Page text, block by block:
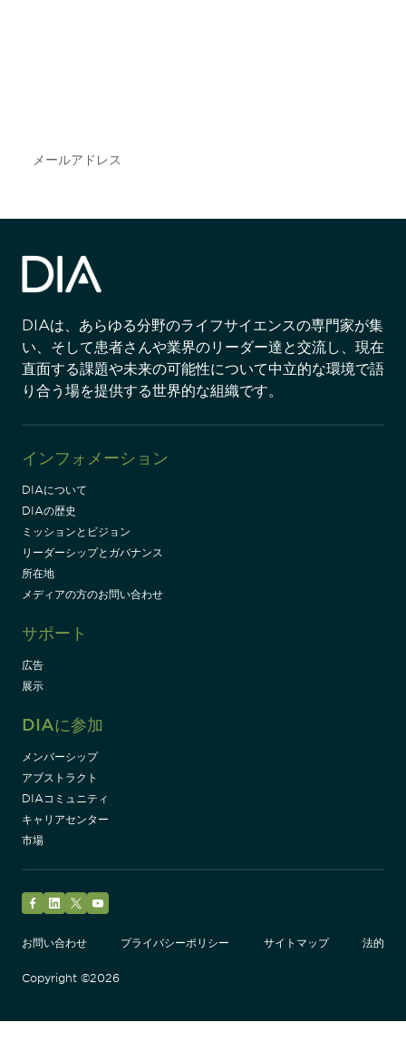
DIAは、あらゆる分野のライフサイエンスの専門家が集
い、そして患者さんや業界のリーダー達と交流し、現在
直面する課題や未来の可能性について中立的な環境で語
り合う場を提供する世界的な組織です。
インフォメーション
DIAについて
DIAの歴史
ミッションとビジョン
リーダーシップとガバナンス
所在地
メディアの方のお問い合わせ
サポート
広告
展示
DIAに参加
メンバーシップ
アブストラクト
DIAコミュニティ
キャリアセンター
市場
お問い合わせ
プライバシーポリシー サイトマップ 法的
Copyright ©2026